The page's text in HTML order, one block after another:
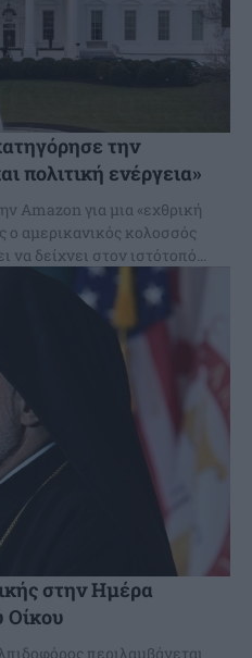
την
πολιτική ενέργεια»
Amazon για μια «εχθρική
ο αμερικανικός κολοσσός
να δείχνει στον ιστότοπό...
στην Ημέρα
Οίκου
περιλαμβάνεται